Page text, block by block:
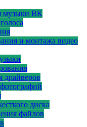
музыки ВК
и монтажа видео
драйверов
диска
файлов